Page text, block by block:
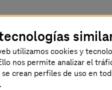
utilizamos cookies y
nos permite analizar el
crean perfiles de uso en